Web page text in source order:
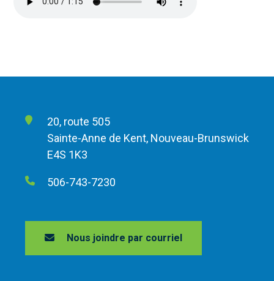
20, route 505
Sainte-Anne de Kent, Nouveau-Brunswick
E4S 1K3
506-743-7230
Nous joindre par courriel